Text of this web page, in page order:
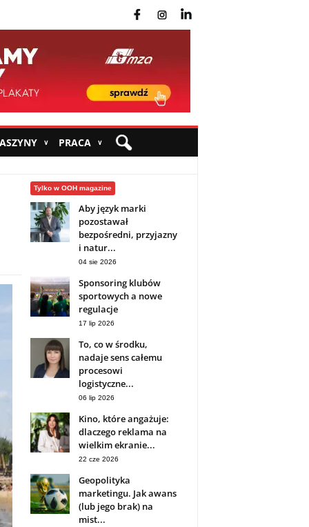
∨ PRACA ∨
Tylko w OOH magazine
Aby język marki
pozostawał
bezpośredni, przyjazny
i natur...
04 sie 2026
Sponsoring klubów
sportowych a nowe
regulacje
17 lip 2026
To, co w środku,
nadaje sens całemu
procesowi
logistyczne...
06 lip 2026
Kino, które angażuje:
dlaczego reklama na
wielkim ekranie...
22 cze 2026
Geopolityka
marketingu. Jak awans
(lub jego brak) na
mist...